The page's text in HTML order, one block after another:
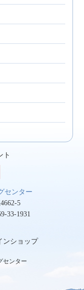
ト
センター
5
33-1931
ンショップ
センター